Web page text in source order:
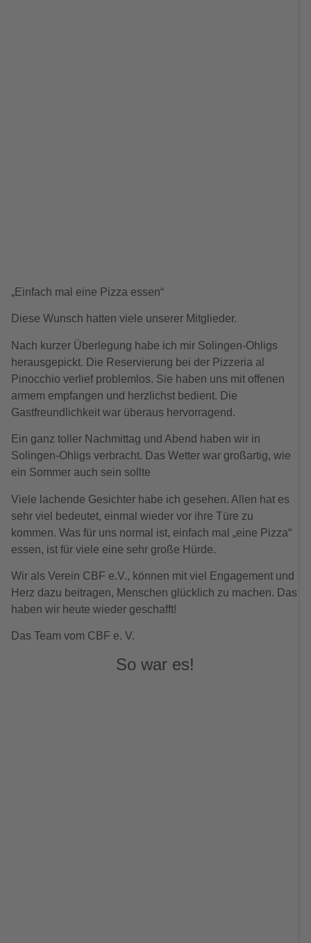
„Einfach mal eine Pizza essen“
Diese Wunsch hatten viele unserer Mitglieder.
Nach kurzer Überlegung habe ich mir Solingen-Ohligs
herausgepickt. Die Reservierung bei der Pizzeria al
Pinocchio verlief problemlos. Sie haben uns mit offenen
armem empfangen und herzlichst bedient. Die
Gastfreundlichkeit war überaus hervorragend.
Ein ganz toller Nachmittag und Abend haben wir in
Solingen-Ohligs verbracht. Das Wetter war großartig, wie
ein Sommer auch sein sollte
Viele lachende Gesichter habe ich gesehen. Allen hat es
sehr viel bedeutet, einmal wieder vor ihre Türe zu
kommen. Was für uns normal ist, einfach mal „eine Pizza“
essen, ist für viele eine sehr große Hürde.
Wir als Verein CBF e.V., können mit viel Engagement und
Herz dazu beitragen, Menschen glücklich zu machen. Das
haben wir heute wieder geschafft!
Das Team vom CBF e. V.
So war es!